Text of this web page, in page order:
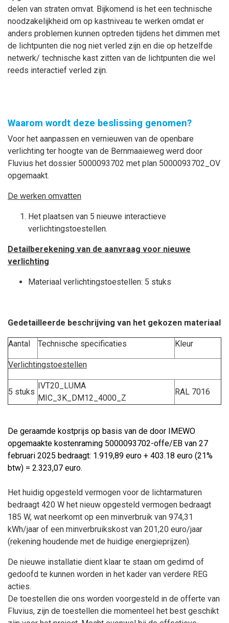
delen van straten omvat. Bijkomend is het een technische
noodzakelijkheid om op kastniveau te werken omdat er
anders problemen kunnen optreden tijdens het dimmen met
de lichtpunten die nog niet verled zijn en die op hetzelfde
netwerk/ technische kast zitten van de lichtpunten die wel
reeds interactief verled zijn.
Waarom wordt deze beslissing genomen?
Voor het aanpassen en vernieuwen van de openbare
verlichting ter hoogte van de Bernmaaieweg werd door
Fluvius het dossier 5000093702 met plan 5000093702_OV
opgemaakt.
De werken omvatten
Het plaatsen van 5 nieuwe interactieve
verlichtingstoestellen.
Detailberekening van de aanvraag voor nieuwe
verlichting
Materiaal verlichtingstoestellen: 5 stuks
Gedetailleerde beschrijving van het gekozen materiaal
Aantal Technische specificaties Kleur
Verlichtingstoestellen
5 stuks
IVT20_LUMA
MIC_3K_DM12_4000_Z
RAL 7016
De geraamde kostprijs op basis van de door IMEWO
opgemaakte kostenraming 5000093702-offe/EB van 27
februari 2025 bedraagt: 1.919,89 euro + 403.18 euro (21%
btw) = 2.323,07 euro.
Het huidig opgesteld vermogen voor de lichtarmaturen
bedraagt 420 W het nieuw opgesteld vermogen bedraagt
185 W, wat neerkomt op een minverbruik van 974,31
kWh/jaar of een minverbruikskost van 201,20 euro/jaar
(rekening houdende met de huidige energieprijzen).
De nieuwe installatie dient klaar te staan om gedimd of
gedoofd te kunnen worden in het kader van verdere REG
acties.
De toestellen die ons worden voorgesteld in de offerte van
Fluvius, zijn de toestellen die momenteel het best geschikt